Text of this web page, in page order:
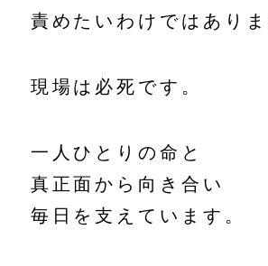
責めたいわけではありま
現場は必死です。
一人ひとりの命と
真正面から向き合い
毎日を支えています。